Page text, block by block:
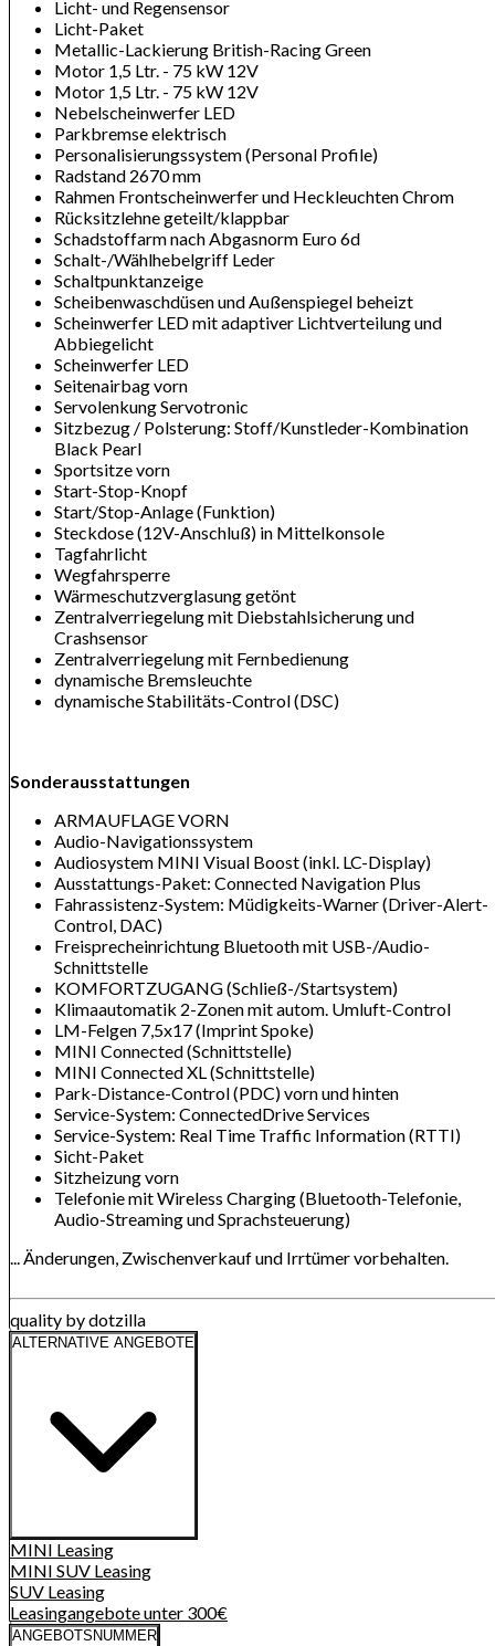
Licht- und Regensensor
Licht-Paket
Metallic-Lackierung British-Racing Green
Motor 1,5 Ltr. - 75 kW 12V
Motor 1,5 Ltr. - 75 kW 12V
Nebelscheinwerfer LED
Parkbremse elektrisch
Personalisierungssystem (Personal Profile)
Radstand 2670 mm
Rahmen Frontscheinwerfer und Heckleuchten Chrom
Rücksitzlehne geteilt/klappbar
Schadstoffarm nach Abgasnorm Euro 6d
Schalt-/Wählhebelgriff Leder
Schaltpunktanzeige
Scheibenwaschdüsen und Außenspiegel beheizt
Scheinwerfer LED mit adaptiver Lichtverteilung und
Abbiegelicht
Scheinwerfer LED
Seitenairbag vorn
Servolenkung Servotronic
Sitzbezug / Polsterung: Stoff/Kunstleder-Kombination
Black Pearl
Sportsitze vorn
Start-Stop-Knopf
Start/Stop-Anlage (Funktion)
Steckdose (12V-Anschluß) in Mittelkonsole
Tagfahrlicht
Wegfahrsperre
Wärmeschutzverglasung getönt
Zentralverriegelung mit Diebstahlsicherung und
Crashsensor
Zentralverriegelung mit Fernbedienung
dynamische Bremsleuchte
dynamische Stabilitäts-Control (DSC)
Sonderausstattungen
ARMAUFLAGE VORN
Audio-Navigationssystem
Audiosystem MINI Visual Boost (inkl. LC-Display)
Ausstattungs-Paket: Connected Navigation Plus
Fahrassistenz-System: Müdigkeits-Warner (Driver-Alert-
Control, DAC)
Freisprecheinrichtung Bluetooth mit USB-/Audio-
Schnittstelle
KOMFORTZUGANG (Schließ-/Startsystem)
Klimaautomatik 2-Zonen mit autom. Umluft-Control
LM-Felgen 7,5x17 (Imprint Spoke)
MINI Connected (Schnittstelle)
MINI Connected XL (Schnittstelle)
Park-Distance-Control (PDC) vorn und hinten
Service-System: ConnectedDrive Services
Service-System: Real Time Traffic Information (RTTI)
Sicht-Paket
Sitzheizung vorn
Telefonie mit Wireless Charging (Bluetooth-Telefonie,
Audio-Streaming und Sprachsteuerung)
... Änderungen, Zwischenverkauf und Irrtümer vorbehalten.
quality by dotzilla
ALTERNATIVE ANGEBOTE
MINI Leasing
MINI SUV Leasing
SUV Leasing
Leasingangebote unter 300€
ANGEBOTSNUMMER